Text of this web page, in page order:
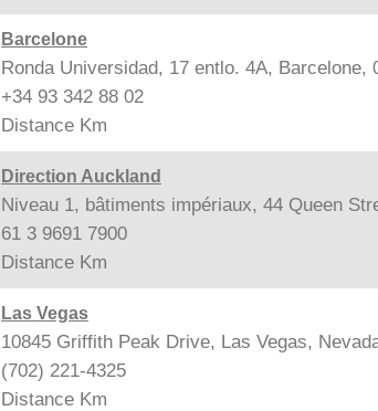
Barcelone
Ronda Universidad, 17 entlo. 4A, Barcelone,
+34 93 342 88 02
Distance Km
Direction Auckland
Niveau 1, bâtiments impériaux, 44 Queen
61 3 9691 7900
Distance Km
Las Vegas
10845 Griffith Peak Drive, Las Vegas,
(702) 221-4325
Distance Km